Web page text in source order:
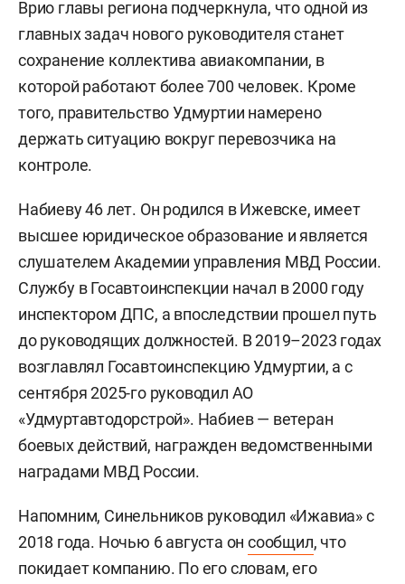
Врио главы региона подчеркнула, что одной из
главных задач нового руководителя станет
сохранение коллектива авиакомпании, в
которой работают более 700 человек. Кроме
того, правительство Удмуртии намерено
держать ситуацию вокруг перевозчика на
контроле.
Набиеву 46 лет. Он родился в Ижевске, имеет
высшее юридическое образование и является
слушателем Академии управления МВД России.
Службу в Госавтоинспекции начал в 2000 году
инспектором ДПС, а впоследствии прошел путь
до руководящих должностей. В 2019–2023 годах
возглавлял Госавтоинспекцию Удмуртии, а с
сентября 2025-го руководил АО
«Удмуртавтодорстрой». Набиев — ветеран
боевых действий, награжден ведомственными
наградами МВД России.
Напомним, Синельников руководил «Ижавиа» с
2018 года. Ночью 6 августа онсообщил, что
покидает компанию. По его словам, его